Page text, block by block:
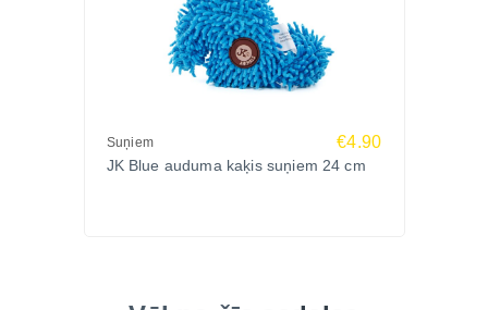
Suņiem €4.90
JK Blue auduma kaķis suņiem 24 cm